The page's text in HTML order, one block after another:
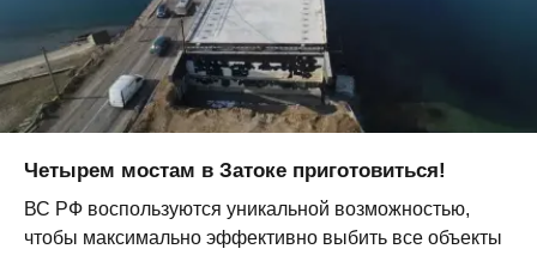
Четырем мостам в Затоке приготовиться!
ВС РФ воспользуются уникальной возможностью,
чтобы максимально эффективно выбить все объекты